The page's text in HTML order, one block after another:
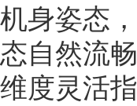
机身姿态
态自然流
维度灵活